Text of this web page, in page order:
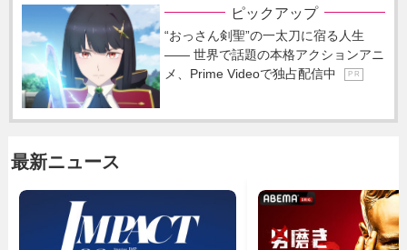
ピックアップ
“おっさん剣聖”の一太刀に宿る人生
―― 世界で話題の本格アクションアニ
メ、Prime Videoで独占配信中
P R
最新ニュース